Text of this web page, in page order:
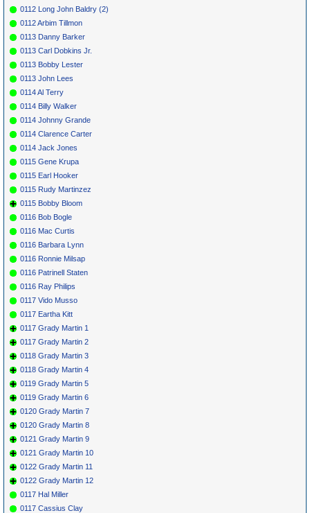
0112 Long John Baldry (2)
0112 Arbim Tillmon
0113 Danny Barker
0113 Carl Dobkins Jr.
0113 Bobby Lester
0113 John Lees
0114 Al Terry
0114 Billy Walker
0114 Johnny Grande
0114 Clarence Carter
0114 Jack Jones
0115 Gene Krupa
0115 Earl Hooker
0115 Rudy Martinzez
0115 Bobby Bloom
0116 Bob Bogle
0116 Mac Curtis
0116 Barbara Lynn
0116 Ronnie Milsap
0116 Patrinell Staten
0116 Ray Philips
0117 Vido Musso
0117 Eartha Kitt
0117 Grady Martin 1
0117 Grady Martin 2
0118 Grady Martin 3
0118 Grady Martin 4
0119 Grady Martin 5
0119 Grady Martin 6
0120 Grady Martin 7
0120 Grady Martin 8
0121 Grady Martin 9
0121 Grady Martin 10
0122 Grady Martin 11
0122 Grady Martin 12
0117 Hal Miller
0117 Cassius Clay